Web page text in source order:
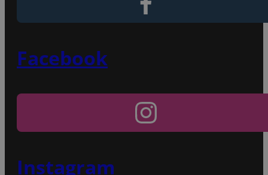
Facebook
Instagram